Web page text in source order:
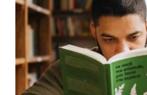
Graziela
Gonçalves.